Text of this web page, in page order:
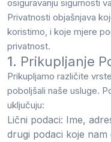
osiguravanju sigurnosti
Privatnosti objašnjava
koristimo, i koje mjere
privatnost.
1. Prikupljanje
Prikupljamo različite
poboljšali naše usluge.
uključuju:
Lični podaci: Ime,
drugi podaci koje